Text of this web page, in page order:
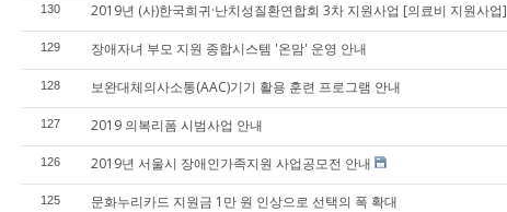
130 2019년 (사)한국희귀·난치성질환연합회 3차 지원사업 [의료비 지원사업]
129 장애자녀 부모 지원 종합시스템 '온맘' 운영 안내
128 보완대체의사소통(AAC)기기 활용 훈련 프로그램 안내
127 2019 의복리폼 시범사업 안내
126 2019년 서울시 장애인가족지원 사업공모전 안내
125 문화누리카드 지원금 1만 원 인상으로 선택의 폭 확대